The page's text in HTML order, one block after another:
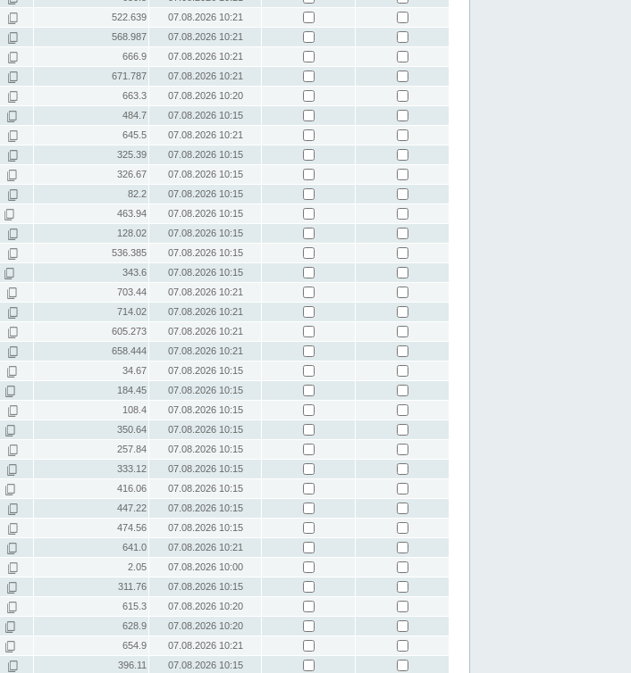
522.639
07.08.2026 10:21
568.987
07.08.2026 10:21
666.9
07.08.2026 10:21
671.787
07.08.2026 10:21
663.3
07.08.2026 10:20
484.7
07.08.2026 10:15
645.5
07.08.2026 10:21
325.39
07.08.2026 10:15
326.67
07.08.2026 10:15
82.2
07.08.2026 10:15
463.94
07.08.2026 10:15
128.02
07.08.2026 10:15
536.385
07.08.2026 10:15
343.6
07.08.2026 10:15
703.44
07.08.2026 10:21
714.02
07.08.2026 10:21
605.273
07.08.2026 10:21
658.444
07.08.2026 10:21
34.67
07.08.2026 10:15
184.45
07.08.2026 10:15
108.4
07.08.2026 10:15
350.64
07.08.2026 10:15
257.84
07.08.2026 10:15
333.12
07.08.2026 10:15
416.06
07.08.2026 10:15
447.22
07.08.2026 10:15
474.56
07.08.2026 10:15
641.0
07.08.2026 10:21
2.05
07.08.2026 10:00
311.76
07.08.2026 10:15
615.3
07.08.2026 10:20
628.9
07.08.2026 10:20
654.9
07.08.2026 10:21
396.11 07.08.2026 10:15